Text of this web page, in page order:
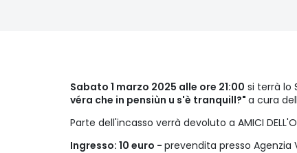
Sabato 1 marzo 2025 alle ore 21:00 si terrà lo
véra che in pensiùn u s'è tranquill?" a cura
Parte dell'incasso verrà devoluto a AMICI
Ingresso: 10 euro - prevendita presso Agenzia